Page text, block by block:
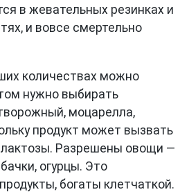
в жевательных резинках и
и вовсе смертельно
количествах можно
нужно выбирать
моцарелла,
продукт может вызвать
Разрешены овощи —
огурцы. Это
богаты клетчаткой.